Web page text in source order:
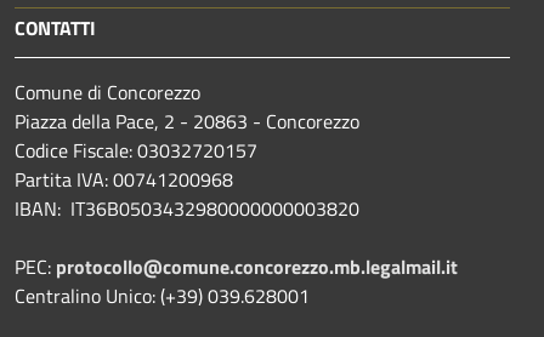
CONTATTI
Comune di Concorezzo
Piazza della Pace, 2 - 20863 - Concorezzo
Codice Fiscale: 03032720157
Partita IVA: 00741200968
IBAN: IT36B0503432980000000003820
PEC: protocollo@comune.concorezzo.mb.legalmail.it
Centralino Unico: (+39) 039.628001